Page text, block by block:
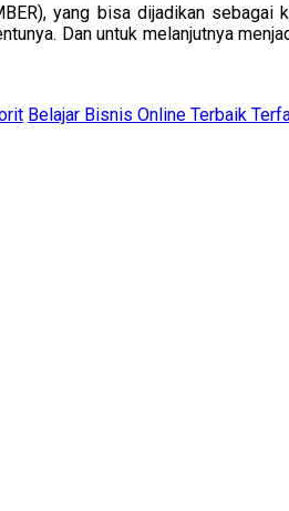
yang bisa dijadikan sebagai
Dan untuk melanjutnya
Belajar Bisnis Online Terbaik